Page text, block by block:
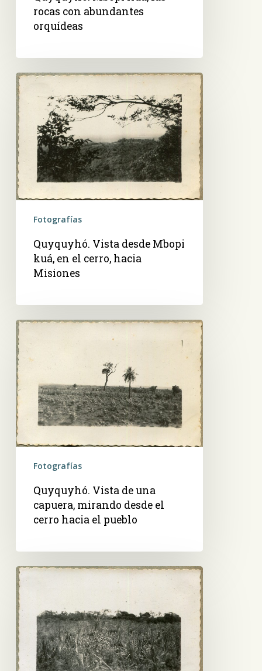
rocas con abundantes
orquídeas
Quyquyhó.
Vista
desde
Mbopi
kuá,
en
el
cerro,
hacia
MisionesFotografías
Quyquyhó. Vista desde Mbopi
kuá, en el cerro, hacia
Misiones
Quyquyhó.
Vista
de
una
capuera,
mirando
desde
el
cerro
hacia
pueblo
Fotografías
Quyquyhó. Vista de una
capuera, mirando desde el
cerro hacia el pueblo
Quyquyhó.
Bromelias
en
un
estero,
y
paisaje